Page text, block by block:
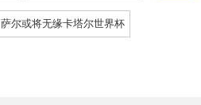
萨尔或将无缘卡塔尔世界杯